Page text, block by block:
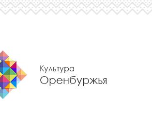
Культура
Оренбуржья